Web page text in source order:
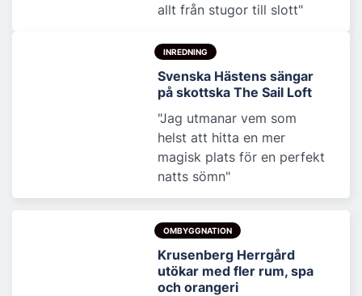
allt från stugor till slott"
INREDNING
Svenska Hästens sängar
på skottska The Sail Loft
"Jag utmanar vem som
helst att hitta en mer
magisk plats för en perfekt
natts sömn"
OMBYGGNATION
Krusenberg Herrgård
utökar med fler rum, spa
och orangeri